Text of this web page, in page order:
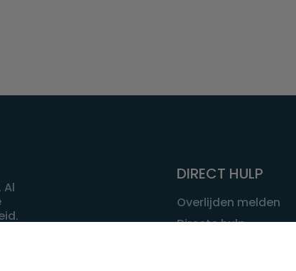
DIRECT HULP
Overlijden melden
Directe hulp